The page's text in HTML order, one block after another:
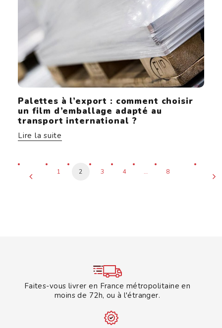
Palettes à l’export : comment choisir
un film d’emballage adapté au
transport international ?
Lire la suite
1 2 3 4 … 8
Faites-vous livrer en France métropolitaine en
moins de 72h, ou à l'étranger.